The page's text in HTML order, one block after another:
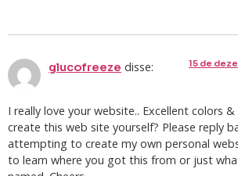
glucofreeze disse: 15 de
I really love your website.. Excellent colors
create this web site yourself? Please reply
attempting to create my own personal
to learn where you got this from or just